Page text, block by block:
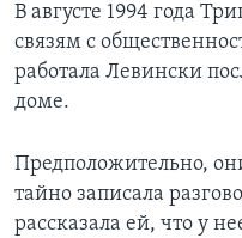
В августе 1994 года
связям с
работала Левински
доме.
Предположительно,
тайно записала
рассказала ей, что у